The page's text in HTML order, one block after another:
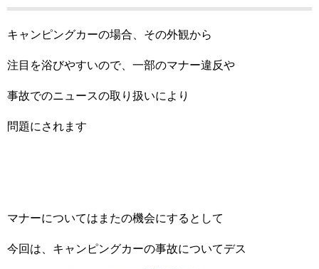
キャンピングカーの場合、その外観から
注目を浴びやすいので、一部のマナー違反や
事故でのニュースの取り扱いにより
問題にされます
マナーについてはまたの機会にするとして
今回は、キャンピングカーの事故についてデス